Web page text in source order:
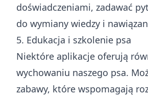
doświadczeniami, zadawać
do wymiany wiedzy i
5. Edukacja i szkolenie psa
Niektóre aplikacje oferują
wychowaniu naszego psa.
zabawy, które wspomagają